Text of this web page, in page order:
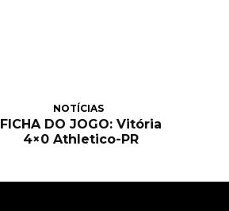
NOTÍCIAS
FICHA DO JOGO: Vitória
4×0 Athletico-PR